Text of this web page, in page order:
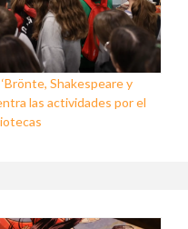
Shakespeare y
las actividades por el